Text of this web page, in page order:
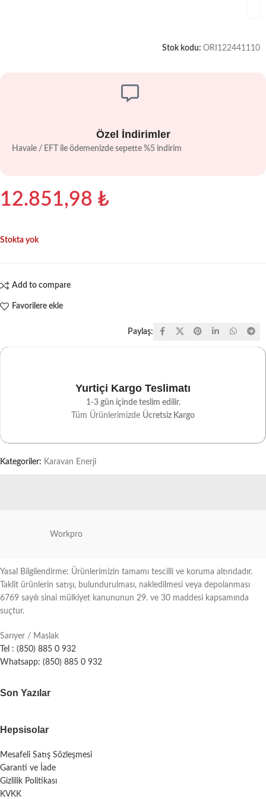
Stok kodu: ORI122441110
Özel İndirimler
Havale / EFT ile ödemenizde sepette %5 indirim
12.851,98 ₺
Stokta yok
Add to compare
Favorilere ekle
Paylaş:
Yurtiçi Kargo Teslimatı
1-3 gün içinde teslim edilir.
Tüm Ürünlerimizde Ücretsiz Kargo
Kategoriler: Karavan Enerji
Workpro
Yasal Bilgilendirme: Ürünlerimizin tamamı tescilli ve koruma altındadır.
Taklit ürünlerin satışı, bulundurulması, nakledilmesi veya depolanması
6769 sayılı sinai mülkiyet kanununun 29. ve 30 maddesi kapsamında
suçtur.
Sarıyer / Maslak
Tel : (850) 885 0 932
Whatsapp: (850) 885 0 932
Son Yazılar
Hepsisolar
Mesafeli Satış Sözleşmesi
Garanti ve İade
Gizlilik Politikası
KVKK